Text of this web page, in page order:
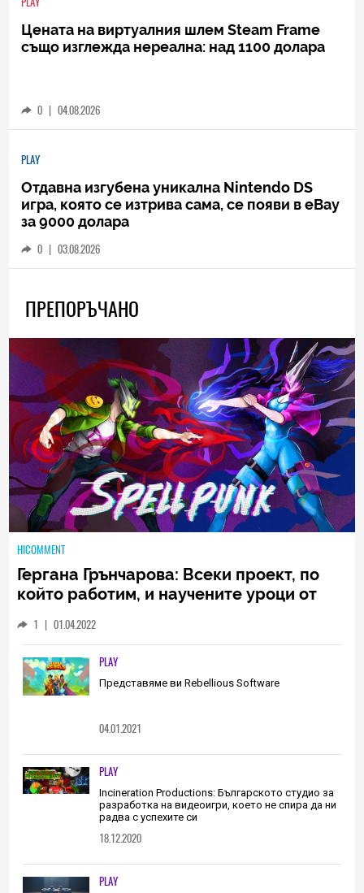
Цената на виртуалния шлем Steam Frame
също изглежда нереална: над 1100 долара
0 | 04.08.2026
PLAY
Отдавна изгубена уникална Nintendo DS
игра, която се изтрива сама, се появи в eBay
за 9000 долара
0 | 03.08.2026
ПРЕПОРЪЧАНО
HICOMMENT
Гергана Грънчарова: Всеки проект, по
който работим, и научените уроци от
трябва да извървим като екип
(ИНТЕРВЮ)
1 | 01.04.2022
PLAY
Представяме ви Rebellious Software
04.01.2021
PLAY
Incineration Productions: Българското студио за
разработка на видеоигри, което не спира да ни
радва с успехите си
18.12.2020
PLAY